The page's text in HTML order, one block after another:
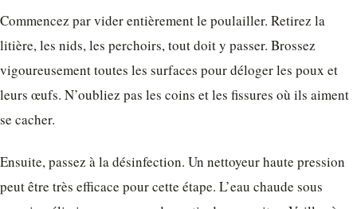
Commencez par vider entièrement le poulailler. Retirez la
litière, les nids, les perchoirs, tout doit y passer. Brossez
vigoureusement toutes les surfaces pour déloger les poux et
leurs œufs. N’oubliez pas les coins et les fissures où ils aiment
se cacher.
Ensuite, passez à la désinfection. Un nettoyeur haute pression
peut être très efficace pour cette étape. L’eau chaude sous